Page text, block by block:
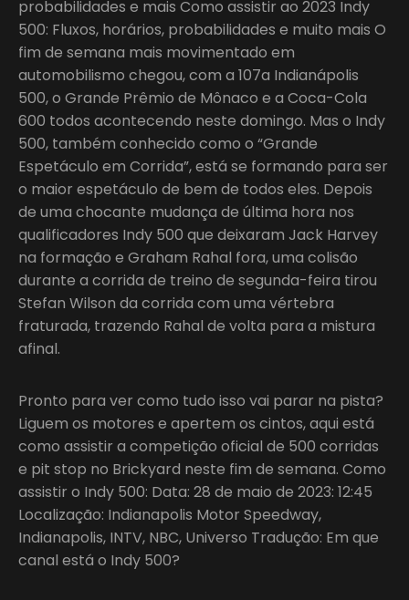
probabilidades e mais Como assistir ao 2023 Indy
500: Fluxos, horários, probabilidades e muito mais O
fim de semana mais movimentado em
automobilismo chegou, com a 107a Indianápolis
500, o Grande Prêmio de Mônaco e a Coca-Cola
600 todos acontecendo neste domingo. Mas o Indy
500, também conhecido como o “Grande
Espetáculo em Corrida”, está se formando para ser
o maior espetáculo de bem de todos eles. Depois
de uma chocante mudança de última hora nos
qualificadores Indy 500 que deixaram Jack Harvey
na formação e Graham Rahal fora, uma colisão
durante a corrida de treino de segunda-feira tirou
Stefan Wilson da corrida com uma vértebra
fraturada, trazendo Rahal de volta para a mistura
afinal.
Pronto para ver como tudo isso vai parar na pista?
Liguem os motores e apertem os cintos, aqui está
como assistir a competição oficial de 500 corridas
e pit stop no Brickyard neste fim de semana. Como
assistir o Indy 500: Data: 28 de maio de 2023: 12:45
Localização: Indianapolis Motor Speedway,
Indianapolis, INTV, NBC, Universo Tradução: Em que
canal está o Indy 500?